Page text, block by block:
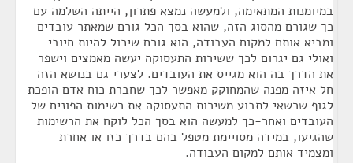
במיומנות המתאימה, ולמעשה נמצא פתרון, הייתה השלמה עם
כך שגורם מהסוג הזה, שהוא בסך הכל גורם שמאתר עובדים
ומביא אותם למקום העבודה, הוא גורם שיכול להיות חיובי
ואולי גם יגרום לכך ששירות התעסוקה יעשה מאמצים וישפר
את הדרך בה הוא מגייס את העובדים. לצערי גם בנושא הזה
חל איזה מפנה שהמחוקק מאפשר לכך שחברת כוח אדם הופכת
לגוף שרשאי לתבוע משירות התעסוקה את רשימות הפונים של
העובדים ואחר-כך למעשה הוא בסך הכל לוקח את הרשימות
שהגיעו, במידה מסויימת מטפל בהם בדרך כזו או אחרת
ומצמיד אותם למקום העבודה.